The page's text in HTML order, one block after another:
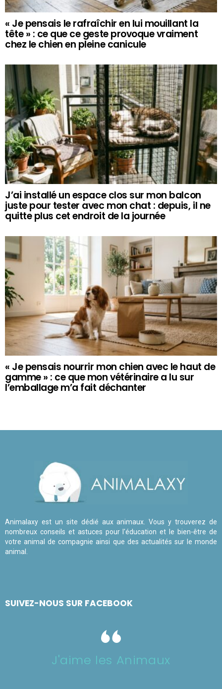
« Je pensais le rafraîchir en lui mouillant la
tête » : ce que ce geste provoque vraiment
chez le chien en pleine canicule
J’ai installé un espace clos sur mon balcon
juste pour tester avec mon chat : depuis, il ne
quitte plus cet endroit de la journée
« Je pensais nourrir mon chien avec le haut de
gamme » : ce que mon vétérinaire a lu sur
l’emballage m’a fait déchanter
Animalaxy est un site dédié aux animaux. Vous y trouverez de
nombreux conseils et astuces pour l'éducation et le bien-être de
votre animal de compagnie ainsi que des actualités sur le monde
animal.
SUIVEZ-NOUS SUR FACEBOOK
J'aime les Animaux